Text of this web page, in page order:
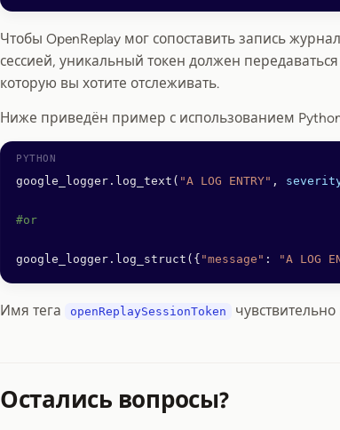
Чтобы OpenReplay мог сопоставить запись
сессией, уникальный токен должен передаваться
которую вы хотите отслеживать.
Ниже приведён пример с использованием Python
google_logger.log_text( "A LOG ENTRY" ,
#or
google_logger.log_struct({ "message" : "A LOG
Имя тега openReplaySessionToken чувствительно
Остались вопросы?